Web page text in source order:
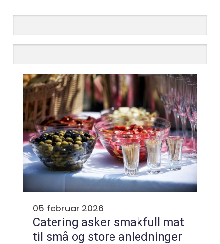
05 februar 2026
Catering asker smakfull mat
til små og store anledninger